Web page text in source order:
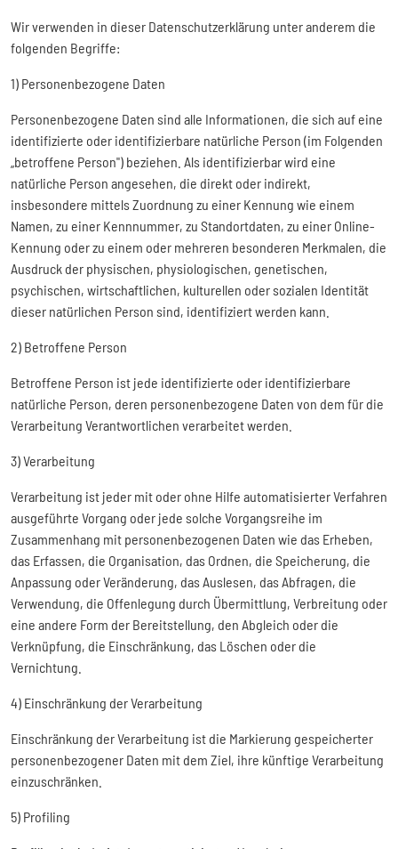
Wir verwenden in dieser Datenschutzerklärung unter anderem die
folgenden Begriffe:
1) Personenbezogene Daten
Personenbezogene Daten sind alle Informationen, die sich auf eine
identifizierte oder identifizierbare natürliche Person (im Folgenden
„betroffene Person") beziehen. Als identifizierbar wird eine
natürliche Person angesehen, die direkt oder indirekt,
insbesondere mittels Zuordnung zu einer Kennung wie einem
Namen, zu einer Kennnummer, zu Standortdaten, zu einer Online-
Kennung oder zu einem oder mehreren besonderen Merkmalen, die
Ausdruck der physischen, physiologischen, genetischen,
psychischen, wirtschaftlichen, kulturellen oder sozialen Identität
dieser natürlichen Person sind, identifiziert werden kann.
2) Betroffene Person
Betroffene Person ist jede identifizierte oder identifizierbare
natürliche Person, deren personenbezogene Daten von dem für die
Verarbeitung Verantwortlichen verarbeitet werden.
3) Verarbeitung
Verarbeitung ist jeder mit oder ohne Hilfe automatisierter Verfahren
ausgeführte Vorgang oder jede solche Vorgangsreihe im
Zusammenhang mit personenbezogenen Daten wie das Erheben,
das Erfassen, die Organisation, das Ordnen, die Speicherung, die
Anpassung oder Veränderung, das Auslesen, das Abfragen, die
Verwendung, die Offenlegung durch Übermittlung, Verbreitung oder
eine andere Form der Bereitstellung, den Abgleich oder die
Verknüpfung, die Einschränkung, das Löschen oder die
Vernichtung.
4) Einschränkung der Verarbeitung
Einschränkung der Verarbeitung ist die Markierung gespeicherter
personenbezogener Daten mit dem Ziel, ihre künftige Verarbeitung
einzuschränken.
5) Profiling